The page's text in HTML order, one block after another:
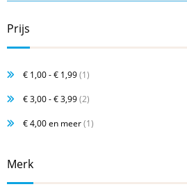
Prijs
€ 1,00-€ 1,99(1)
€ 3,00-€ 3,99(2)
€ 4,00en meer(1)
Merk